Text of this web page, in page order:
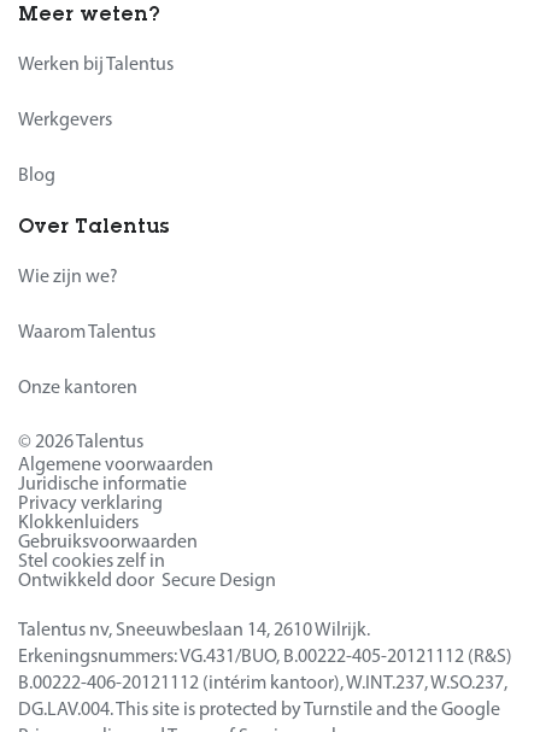
Meer weten?
Werken bij Talentus
Werkgevers
Blog
Over Talentus
Wie zijn we?
Waarom Talentus
Onze kantoren
© 2026 Talentus
Algemene voorwaarden
Juridische informatie
Privacy verklaring
Klokkenluiders
Gebruiksvoorwaarden
Stel cookies zelf in
Ontwikkeld door Secure Design
Talentus nv, Sneeuwbeslaan 14, 2610 Wilrijk.
Erkeningsnummers: VG.431/BUO, B.00222-405-20121112 (R&S)
B.00222-406-20121112 (intérim kantoor), W.INT.237, W.SO.237,
DG.LAV.004. This site is protected by Turnstile and the Google